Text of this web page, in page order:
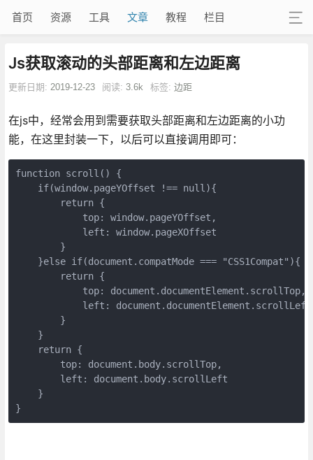
首页 资源 工具 文章 教程 栏目
Js获取滚动的头部距离和左边距离
更新日期: 2019-12-23 阅读: 3.6k 标签: 边距
在js中，经常会用到需要获取头部距离和左边距离的小功
能，在这里封装一下，以后可以直接调用即可：
function scroll() {
    if(window.pageYOffset !== null){
        return {
            top: window.pageYOffset,
            left: window.pageXOffset
        }
}else if(document.compatMode === "CSS1Compat"){
        return {
            top: document.documentElement.scrollTop,
            left: document.documentElement.scrollLeft
        }
    }
    return {
        top: document.body.scrollTop,
        left: document.body.scrollLeft
    }
}